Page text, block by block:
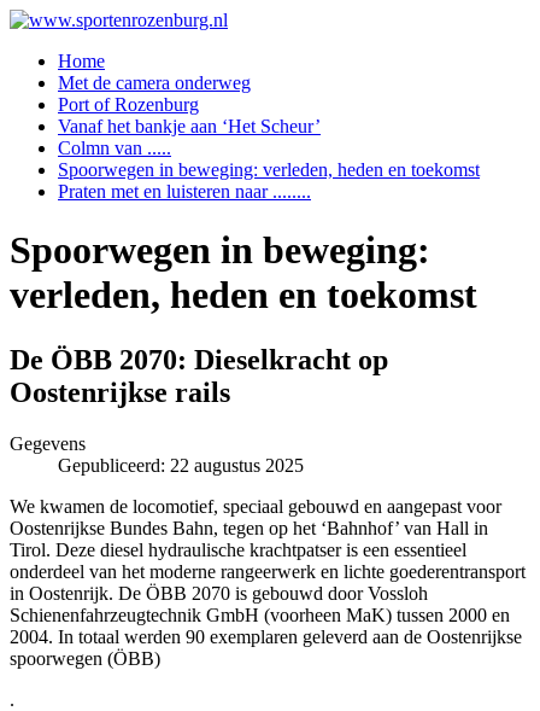
Home
Met de camera onderweg
Port of Rozenburg
Vanaf het bankje aan ‘Het Scheur’
Colmn van .....
Spoorwegen in beweging: verleden, heden en toekomst
Praten met en luisteren naar ........
Spoorwegen in beweging:
verleden, heden en toekomst
De ÖBB 2070: Dieselkracht op
Oostenrijkse rails
Gegevens
Gepubliceerd: 22 augustus 2025
We kwamen de locomotief, speciaal gebouwd en aangepast voor
Oostenrijkse Bundes Bahn, tegen op het ‘Bahnhof’ van Hall in
Tirol. Deze diesel hydraulische krachtpatser is een essentieel
onderdeel van het moderne rangeerwerk en lichte goederentransport
in Oostenrijk. De ÖBB 2070 is gebouwd door Vossloh
Schienenfahrzeugtechnik GmbH (voorheen MaK) tussen 2000 en
2004. In totaal werden 90 exemplaren geleverd aan de Oostenrijkse
spoorwegen (ÖBB)
.